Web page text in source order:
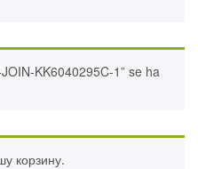
KK6040295C-1” se ha
корзину.